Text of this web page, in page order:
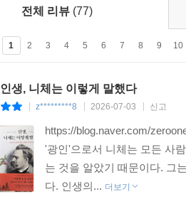
전체 리뷰 (77)
1 2 3 4 5 6 7 8 9 10
인생, 니체는 이렇게 말했다
z*********8 2026-07-03 신고
https://blog.naver.com/
'광인'으로서 니체는 모든 사
는 것을 알았기 때문이다. 그
다. 인생의... 더보기